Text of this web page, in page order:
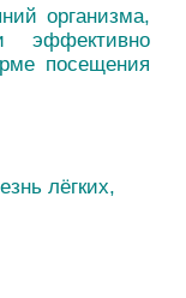
организма,
эффективно
посещения
лёгких,